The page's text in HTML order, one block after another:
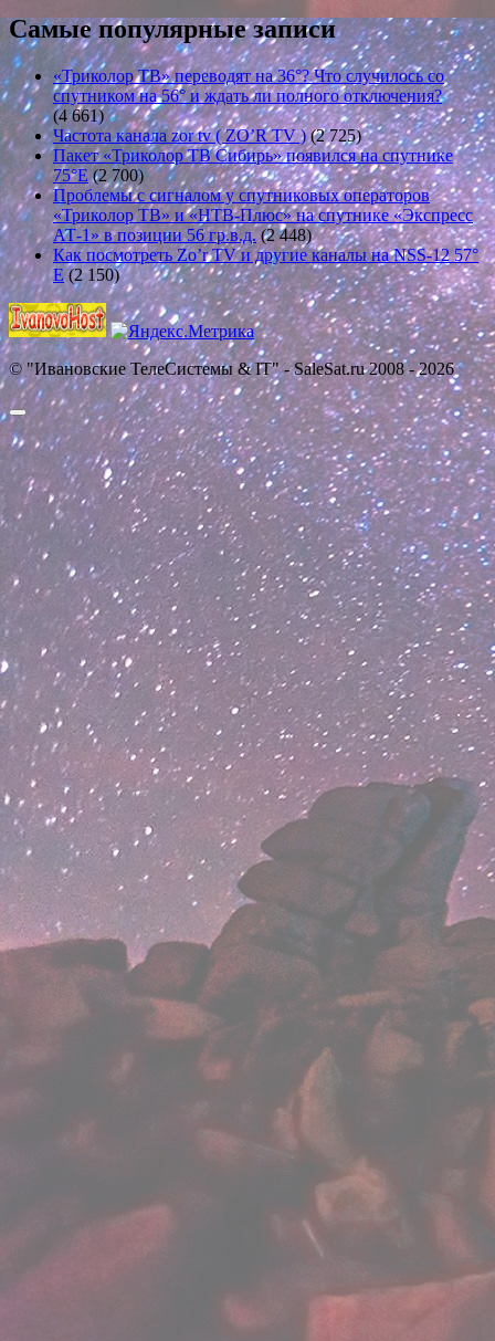
Самые популярные записи
«Триколор ТВ» переводят на 36°? Что случилось со
спутником на 56° и ждать ли полного отключения?
(4 661)
Частота канала zor tv ( ZO’R TV ) (2 725)
Пакет «Триколор ТВ Сибирь» появился на спутнике
75°E (2 700)
Проблемы с сигналом у спутниковых операторов
«Триколор ТВ» и «НТВ-Плюс» на спутнике «Экспресс
АТ-1» в позиции 56 гр.в.д. (2 448)
Как посмотреть Zo’r TV и другие каналы на NSS-12 57°
E (2 150)
© "Ивановские ТелеСистемы & IT" - SaleSat.ru 2008 - 2026
Прокрутить
вверх